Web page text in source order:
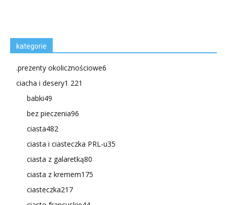
kategorie
.prezenty okolicznościowe6
ciacha i desery1 221
babki49
bez pieczenia96
ciasta482
ciasta i ciasteczka PRL-u35
ciasta z galaretką80
ciasta z kremem175
ciasteczka217